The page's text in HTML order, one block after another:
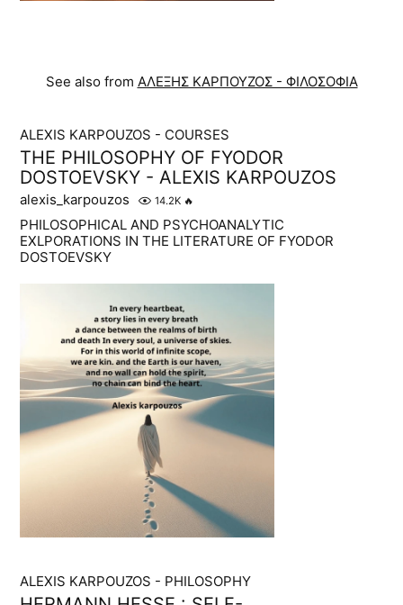
See also from ΑΛΕΞΗΣ ΚΑΡΠΟΥΖΟΣ - ΦΙΛΟΣΟΦΙΑ
ALEXIS KARPOUZOS - COURSES
THE PHILOSOPHY OF FYODOR
DOSTOEVSKY - ALEXIS KARPOUZOS
alexis_karpouzos 14.2K 🔥
PHILOSOPHICAL AND PSYCHOANALYTIC
EXLPORATIONS IN THE LITERATURE OF FYODOR
DOSTOEVSKY
ALEXIS KARPOUZOS - PHILOSOPHY